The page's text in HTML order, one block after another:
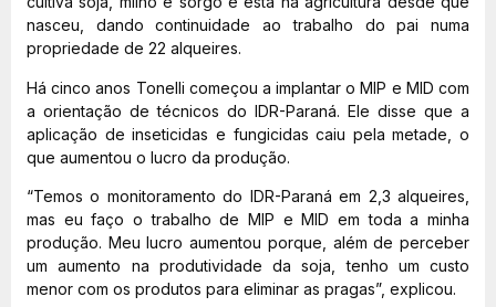
nasceu, dando continuidade ao trabalho do pai numa
propriedade de 22 alqueires.
Há cinco anos Tonelli começou a implantar o MIP e MID com
a orientação de técnicos do IDR-Paraná. Ele disse que a
aplicação de inseticidas e fungicidas caiu pela metade, o
que aumentou o lucro da produção.
“Temos o monitoramento do IDR-Paraná em 2,3 alqueires,
mas eu faço o trabalho de MIP e MID em toda a minha
produção. Meu lucro aumentou porque, além de perceber
um aumento na produtividade da soja, tenho um custo
menor com os produtos para eliminar as pragas”, explicou.